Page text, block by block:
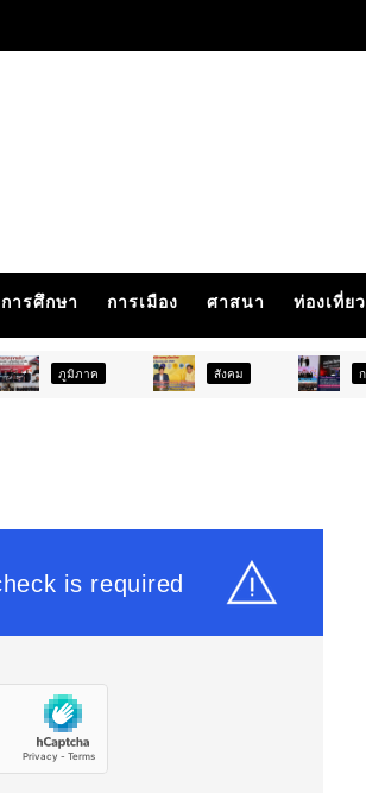
การศึกษา การเมือง ศาสนา ท่องเที่ยว